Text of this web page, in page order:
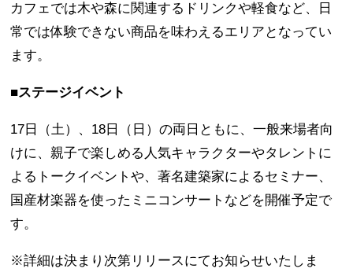
カフェでは木や森に関連するドリンクや軽食など、日
常では体験できない商品を味わえるエリアとなってい
ます。
■ステージイベント
17日（土）、18日（日）の両日ともに、一般来場者向
けに、親子で楽しめる人気キャラクターやタレントに
よるトークイベントや、著名建築家によるセミナー、
国産材楽器を使ったミニコンサートなどを開催予定で
す。
※詳細は決まり次第リリースにてお知らせいたしま